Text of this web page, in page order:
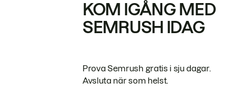
KOM IGÅNG MED
SEMRUSH IDAG
Prova Semrush gratis i sju dagar.
Avsluta när som helst.